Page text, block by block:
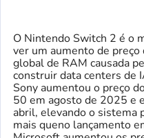
O Nintendo Switch 2 é o
ver um aumento de preço
global de RAM causada
construir data centers de
Sony aumentou o preço
50 em agosto de 2025 e
abril, elevando o sistema
mais queno lançamento